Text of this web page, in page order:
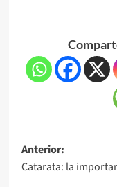
Anterior:
Catarata: la